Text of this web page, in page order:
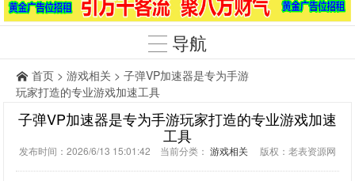
导航
首页 > 游戏相关 > 子弹VP加速器是专为手游
玩家打造的专业游戏加速工具
子弹VP加速器是专为手游玩家打造的专业游戏加速
工具
发布时间：2026/6/13 15:01:42 当前分类： 游戏相关 版权：老表资源网